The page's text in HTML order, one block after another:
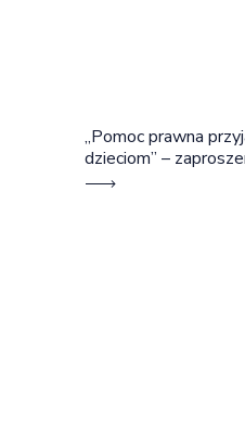
„Pomoc prawna
dzieciom” –
szkolenie